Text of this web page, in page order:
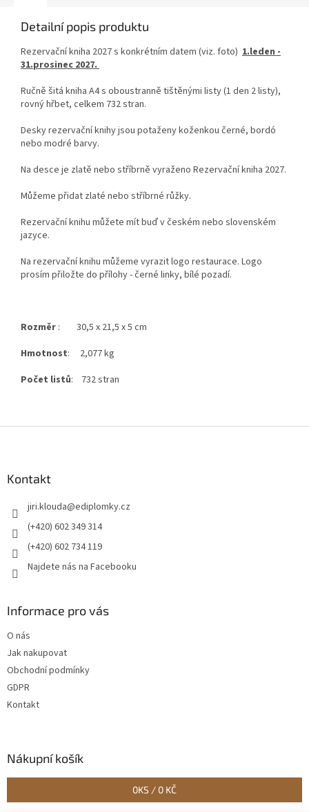
Detailní popis produktu
Rezervační kniha 2027 s konkrétním datem (viz. foto) 1.leden -
31.prosinec 2027.
Ručně šitá kniha A4 s oboustranně tištěnými listy (1 den 2 listy),
rovný hřbet, celkem 732 stran.
Desky rezervační knihy jsou potaženy koženkou černé, bordó
nebo modré barvy.
Na desce je zlatě nebo stříbrně vyraženo Rezervační kniha 2027.
Můžeme přidat zlaté nebo stříbrné růžky.
Rezervační knihu můžete mít buď v českém nebo slovenském
jazyce.
Na rezervační knihu můžeme vyrazit logo restaurace. Logo
prosím přiložte do přílohy - černé linky, bílé pozadí.
Rozměr : 30,5 x 21,5 x 5 cm
Hmotnost: 2,077 kg
Počet listů: 732 stran
Kontakt
jiri.klouda@ediplomky.cz
(+420) 602 349 314
(+420) 602 734 119
Najdete nás na Facebooku
Informace pro vás
O nás
Jak nakupovat
Obchodní podmínky
GDPR
Kontakt
Nákupní košík
0KS / 0 KČ